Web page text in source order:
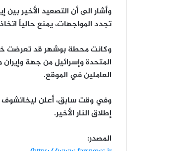
وأشار الى أن التصعيد الأخير بين
تجدد المواجهات، يمنع حالياً
وكانت محطة بوشهر قد تعرضت
المتحدة وإسرائيل من جهة
العاملين في الموقع.
إطلاق النار الأخير.
المصدر: